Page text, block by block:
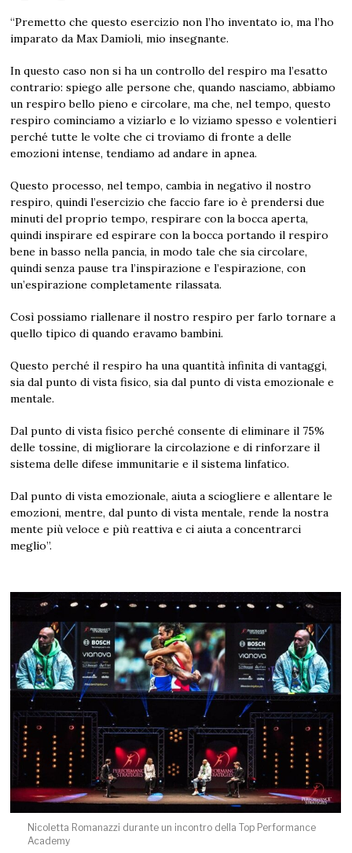
“Premetto che questo esercizio non l’ho inventato io, ma l’ho
imparato da Max Damioli, mio insegnante.
In questo caso non si ha un controllo del respiro ma l’esatto
contrario: spiego alle persone che, quando nasciamo, abbiamo
un respiro bello pieno e circolare, ma che, nel tempo, questo
respiro cominciamo a viziarlo e lo viziamo spesso e volentieri
perché tutte le volte che ci troviamo di fronte a delle
emozioni intense, tendiamo ad andare in apnea.
Questo processo, nel tempo, cambia in negativo il nostro
respiro, quindi l’esercizio che faccio fare io è prendersi due
minuti del proprio tempo, respirare con la bocca aperta,
quindi inspirare ed espirare con la bocca portando il respiro
bene in basso nella pancia, in modo tale che sia circolare,
quindi senza pause tra l’inspirazione e l’espirazione, con
un’espirazione completamente rilassata.
Così possiamo riallenare il nostro respiro per farlo tornare a
quello tipico di quando eravamo bambini.
Questo perché il respiro ha una quantità infinita di vantaggi,
sia dal punto di vista fisico, sia dal punto di vista emozionale e
mentale.
Dal punto di vista fisico perché consente di eliminare il 75%
delle tossine, di migliorare la circolazione e di rinforzare il
sistema delle difese immunitarie e il sistema linfatico.
Dal punto di vista emozionale, aiuta a sciogliere e allentare le
emozioni, mentre, dal punto di vista mentale, rende la nostra
mente più veloce e più reattiva e ci aiuta a concentrarci
meglio”.
Nicoletta Romanazzi durante un incontro della Top Performance
Academy